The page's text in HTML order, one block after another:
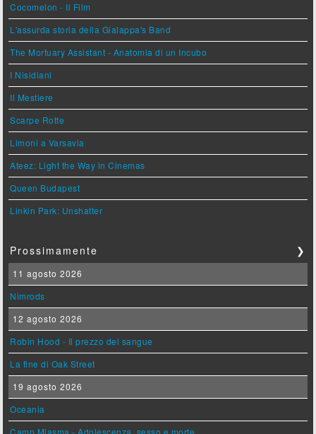
Cocomelon - Il Film
L'assurda storia della Gialappa's Band
The Mortuary Assistant - Anatomia di un Incubo
I Nisidiani
Il Mestiere
Scarpe Rotte
Limoni a Varsavia
Ateez: Light the Way in Cinemas
Queen Budapest
Linkin Park: Unshatter
Prossimamente ❯
11 agosto 2026
Nimrods
12 agosto 2026
Robin Hood - Il prezzo del sangue
La fine di Oak Street
19 agosto 2026
Oceania